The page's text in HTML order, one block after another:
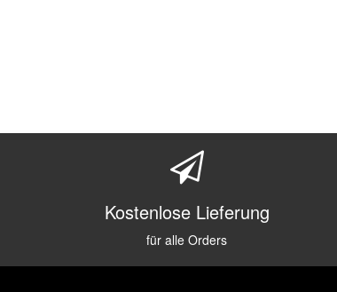
Kostenlose Lieferung
für alle Orders